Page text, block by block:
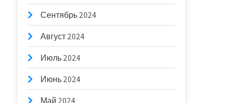
Сентябрь 2024
Август 2024
Июль 2024
Июнь 2024
Май 2024